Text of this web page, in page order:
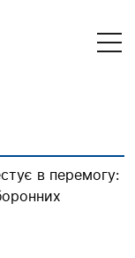
в перемогу: